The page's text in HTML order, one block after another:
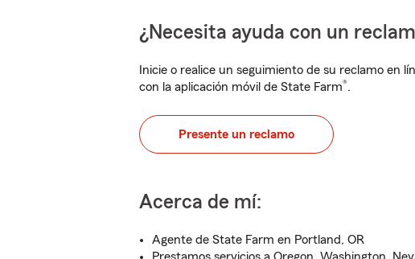
¿Necesita ayuda con un
Inicie o realice un seguimiento de su reclamo en
con la aplicación móvil de State Farm®.
Presente un reclamo
Acerca de mí:
Agente de State Farm en Portland, OR